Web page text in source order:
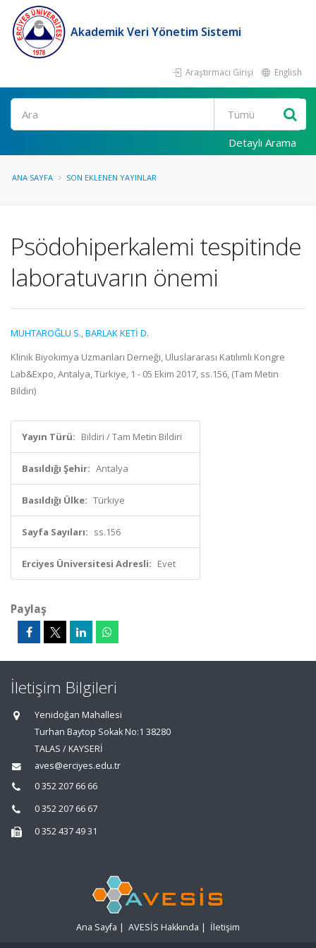
Akademik Veri Yönetim Sistemi
Araştırmacı Girişi English
Ara
Detaylı Arama
ANA SAYFA SON EKLENEN YAYINLAR
Psödohiperkalemi tespitinde
laboratuvarın önemi
MUHTAROĞLU S.,BARLAK KETİ D.
Klinik Biyokimya Uzmanları Derneği, Uluslararası Katılımlı Kongre
Lab&Expo, Antalya, Türkiye, 1 - 05 Ekim 2017, ss.156, (Tam Metin
Bildiri)
Yayın Türü: Bildiri / Tam Metin Bildiri
Basıldığı Şehir: Antalya
Basıldığı Ülke: Türkiye
Sayfa Sayıları: ss.156
Erciyes Üniversitesi Adresli: Evet
Paylaş
İletişim Bilgileri
Yenidoğan Mahallesi
Turhan Baytop Sokak No:1 38280
TALAS / KAYSERİ
aves@erciyes.edu.tr
0 352 207 66 66
0 352 207 66 67
0 352 437 49 31
Ana Sayfa | AVESİS Hakkında | İletişim